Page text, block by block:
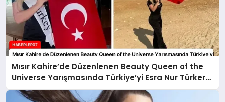
Mısır Kahire’de Düzenlenen Beauty Queen of the
Universe Yarışmasında Türkiye’yi Esra Nur Türker
Temsil Edecek